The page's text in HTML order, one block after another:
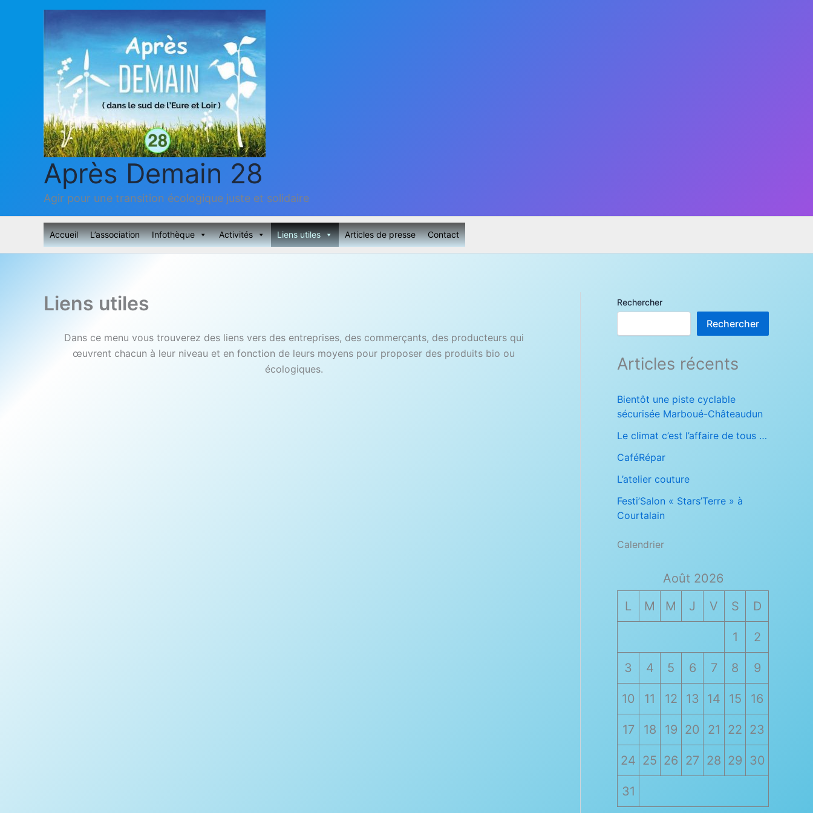
Après Demain 28
Agir pour une transition écologique juste et solidaire
Accueil L’association Infothèque Activités Liens utiles Articles de presse Contact
Liens utiles
Dans ce menu vous trouverez des liens vers des entreprises, des commerçants, des producteurs qui
œuvrent chacun à leur niveau et en fonction de leurs moyens pour proposer des produits bio ou
écologiques.
Rechercher
Rechercher
Articles récents
Bientôt une piste cyclable
sécurisée Marboué-Châteaudun
Le climat c’est l’affaire de tous …
CaféRépar
L’atelier couture
Festi’Salon « Stars’Terre » à
Courtalain
Calendrier
Août 2026
L
M M J V S D
1 2
3 4 5 6 7 8 9
10 11 12 13 14 15 16
17 18 19 20 21 22 23
24 25 26 27 28 29 30
31